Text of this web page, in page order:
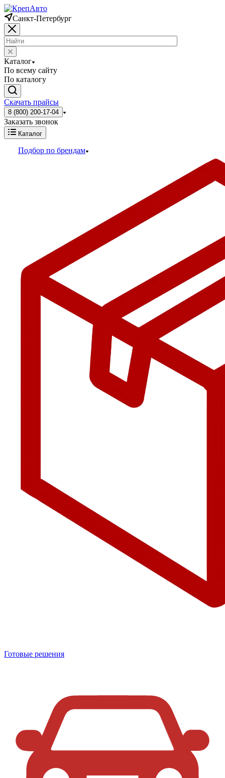
Санкт-Петербург
Каталог
По всему сайту
По каталогу
Скачать прайсы
8 (800) 200-17-04
Заказать звонок
Каталог
Подбор по брендам
Готовые решения